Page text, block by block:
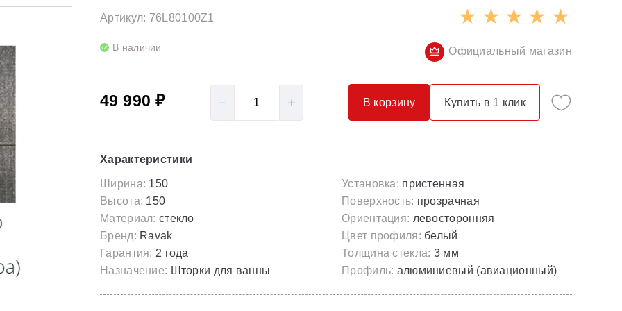
Полотенцесушители
Гидромассаж для ванны
Опорные конструкции для ванн
Универсальные декоративные планки
Серия Spring
Скрытые части
Смесители с гигиеническим душем
Смесители скрытого монтажа
Артикул: 76L80100Z1
В наличии Официальный магазин
49 990 ₽ В корзину Купить в 1 клик
Характеристики
Ширина: 150
Высота: 150
Материал: стекло
Бренд: Ravak
Гарантия: 2 года
Назначение: Шторки для ванны
Установка: пристенная
Поверхность: прозрачная
Ориентация: левосторонняя
Цвет профиля: белый
Толщина стекла: 3 мм
Профиль: алюминиевый (авиационный)